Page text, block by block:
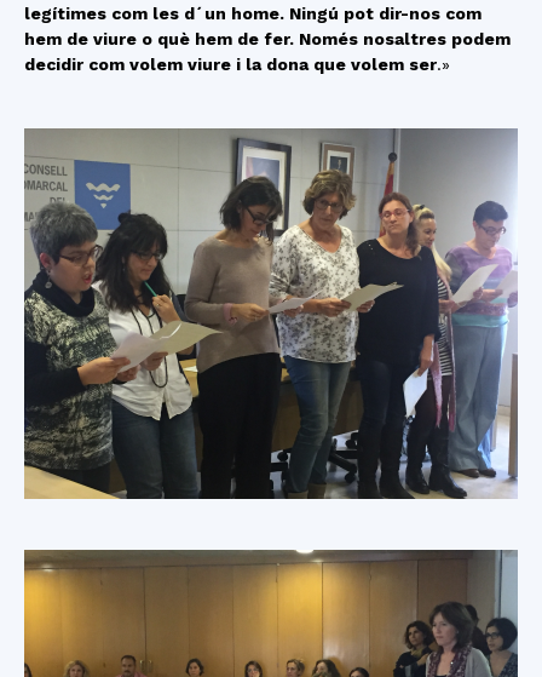
legítimes com les d´un home. Ningú pot dir-nos com
hem de viure o què hem de fer. Només nosaltres podem
decidir com volem viure i la dona que volem ser.»